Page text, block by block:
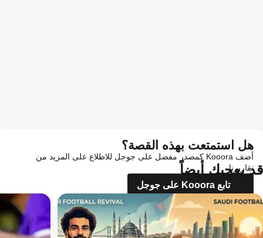
هل استمتعت بهذه القصة؟
أضف Kooora كمصدر مفضل على جوجل للاطلاع على المزيد من
تقاريرنا
تابع Kooora على جوجل
قد يعجبك أيضاً